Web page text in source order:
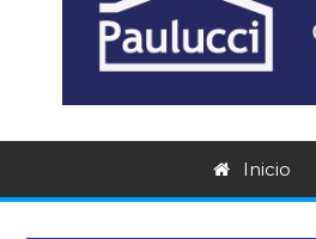
Inicio